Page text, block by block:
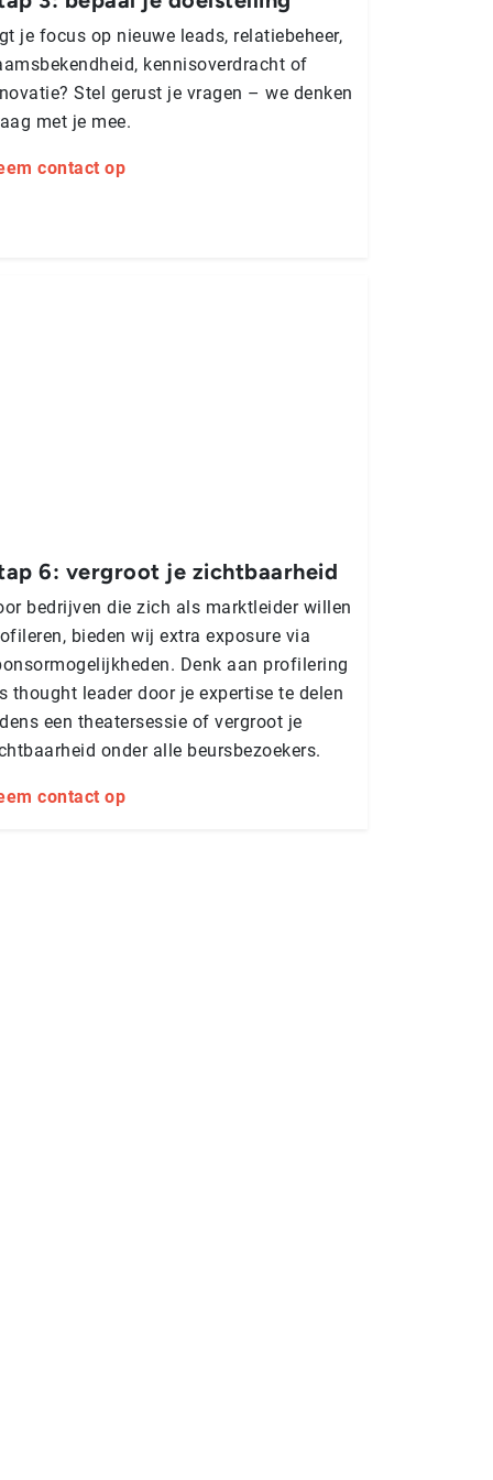
je focus op nieuwe leads, relatiebeheer,
kennisoverdracht of
Stel gerust je vragen – we denken
met je mee.
contact op
6: vergroot je zichtbaarheid
bedrijven die zich als marktleider willen
bieden wij extra exposure via
Denk aan profilering
thought leader door je expertise te delen
een theatersessie of vergroot je
onder alle beursbezoekers.
contact op